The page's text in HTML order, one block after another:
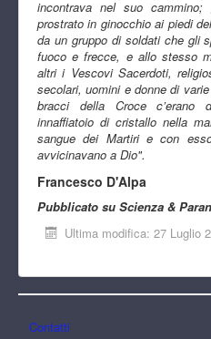
incontrava nel suo
prostrato in ginocchio ai piedi
da un gruppo di soldati che gli
fuoco e frecce, e allo stesso
altri i Vescovi Sacerdoti,
secolari, uomini e donne di
bracci della Croce c’erano
innaffiatoio di cristallo nella
sangue dei Martiri e con
avvicinavano a Dio".
Francesco D'Alpa
Pubblicato su Scienza &
Ultima modifica: 27 Luglio
Contatti